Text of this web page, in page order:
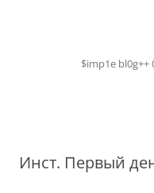
$imp1e bl0g++
Инст. Первый